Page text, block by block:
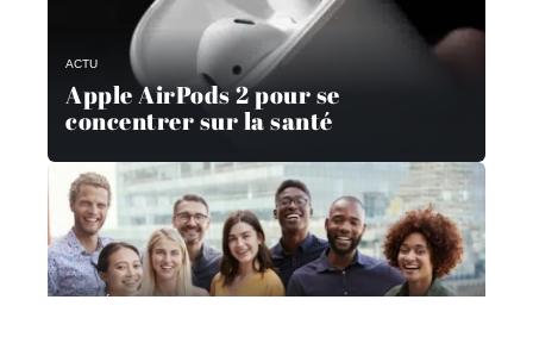
ACTU
Apple AirPods 2 pour se
concentrer sur la santé